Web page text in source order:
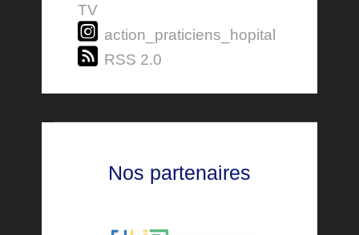
TV
action_praticiens_hopital
RSS 2.0
Nos partenaires